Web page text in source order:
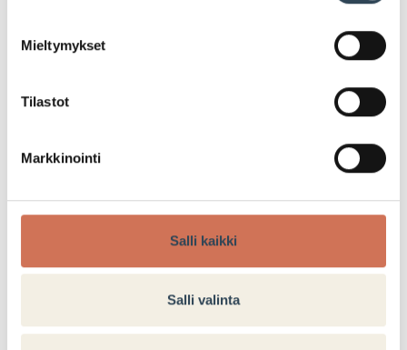
Mieltymykset
Tilastot
Markkinointi
Salli kaikki
Salli valinta
TAPAHTUMA